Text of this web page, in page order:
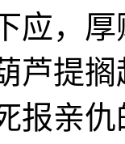
应，
芦提
报亲